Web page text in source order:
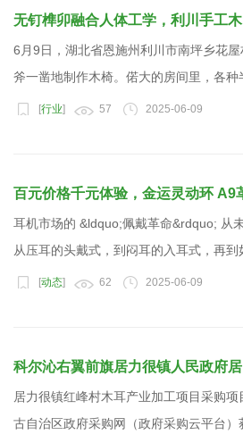
无钉榫卯融合人体工学，利川手工木
6月9日，湖北省恩施州利川市南坪乡花
斧一凿地制作木椅。偌大的房间里，各种
[行业] 57 2025-06-09
百元价格千元体验，金运灵动环 A9
耳机市场的 &ldquo;佩戴革命&rdquo; 从
从压耳的头戴式，到闷耳的入耳式，再到
[动态] 62 2025-06-09
科尔沁右翼前旗居力很镇人民政府居
居力很镇红峰村木耳产业加工项目采购
古自治区政府采购网（政府采购云平台）